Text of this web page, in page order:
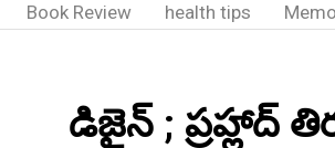
Book Review health tips
డిజైన్ ; ప్రహ్లాద్